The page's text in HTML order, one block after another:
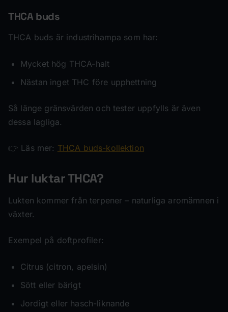
THCA buds
THCA buds är industrihampa som har:
Mycket hög THCA-halt
Nästan inget THC före upphettning
Så länge gränsvärden och tester uppfylls är även
dessa lagliga.
👉 Läs mer: THCA buds-kollektion
Hur luktar THCA?
Lukten kommer från terpener – naturliga aromämnen i
växter.
Exempel på doftprofiler:
Citrus (citron, apelsin)
Sött eller bärigt
Jordigt eller hasch-liknande